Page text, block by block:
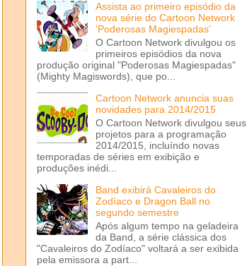
Assista ao primeiro episódio da
nova série do Cartoon Network
'Poderosas Magiespadas'
O Cartoon Network divulgou os
primeiros episódios da nova
produção original "Poderosas Magiespadas"
(Mighty Magiswords), que po...
Cartoon Network anuncia suas
novidades para 2014/2015
O Cartoon Network divulgou seus
projetos para a programação
2014/2015, incluíndo novas
temporadas de séries em exibição e
produções inédi...
Band exibirá Cavaleiros do
Zodíaco e Dragon Ball no
segundo semestre
Após algum tempo na geladeira
da Band, a série clássica dos
"Cavaleiros do Zodíaco" voltará a ser exibida
pela emissora a part...